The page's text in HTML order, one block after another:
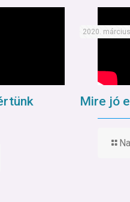
2020.
Mire jó